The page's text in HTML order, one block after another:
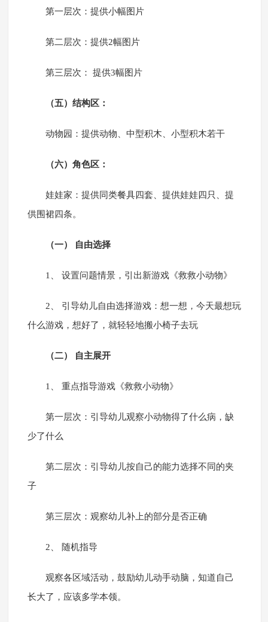
第一层次：提供小幅图片
第二层次：提供2幅图片
第三层次： 提供3幅图片
（五）结构区：
动物园：提供动物、中型积木、小型积木若干
（六）角色区：
娃娃家：提供同类餐具四套、提供娃娃四只、提
供围裙四条。
（一） 自由选择
1、 设置问题情景，引出新游戏《救救小动物》
2、 引导幼儿自由选择游戏：想一想，今天最想玩
什么游戏，想好了，就轻轻地搬小椅子去玩
（二） 自主展开
1、 重点指导游戏《救救小动物》
第一层次：引导幼儿观察小动物得了什么病，缺
少了什么
第二层次：引导幼儿按自己的能力选择不同的夹
子
第三层次：观察幼儿补上的部分是否正确
2、 随机指导
观察各区域活动，鼓励幼儿动手动脑，知道自己
长大了，应该多学本领。